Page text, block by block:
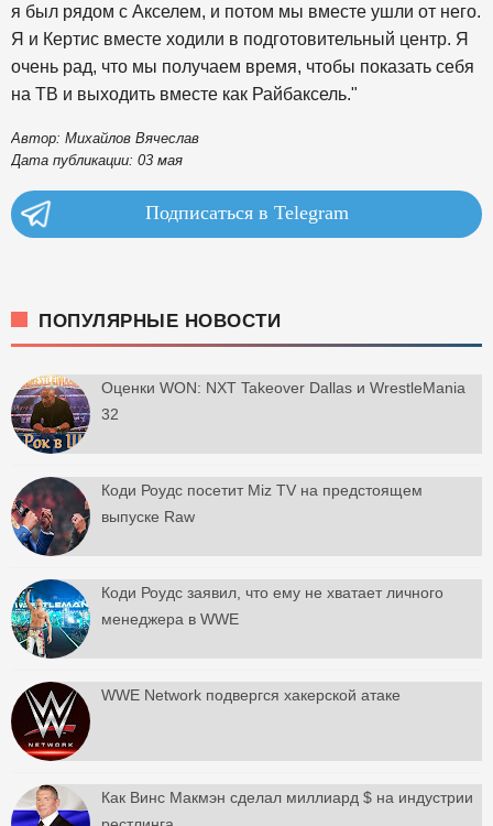
я был рядом с Акселем, и потом мы вместе ушли от него.
Я и Кертис вместе ходили в подготовительный центр. Я
очень рад, что мы получаем время, чтобы показать себя
на ТВ и выходить вместе как Райбаксель."
Автор: Михайлов Вячеслав
Дата публикации: 03 мая
Подписаться в Telegram
ПОПУЛЯРНЫЕ НОВОСТИ
Оценки WON: NXT Takeover Dallas и WrestleMania
32
Коди Роудс посетит Miz TV на предстоящем
выпуске Raw
Коди Роудс заявил, что ему не хватает личного
менеджера в WWE
WWE Network подвергся хакерской атаке
Как Винс Макмэн сделал миллиард $ на индустрии